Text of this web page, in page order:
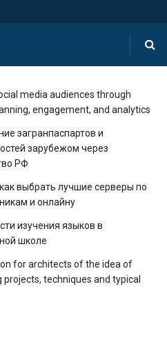
media audiences through
engagement, and analytics
загранпаспартов и
зарубежом через
РФ
выбрать лучшие серверы по
и онлайну
изучения языков в
школе
for architects of the idea of
techniques and typical